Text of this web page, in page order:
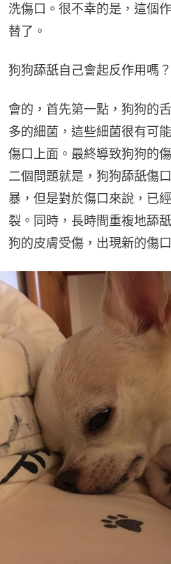
洗傷口。很不幸的是，這個
替了。
狗狗舔舐自己會起反作用嗎？
會的，首先第一點，狗狗的
多的細菌，這些細菌很有可
傷口上面。最終導致狗狗的
二個問題就是，狗狗舔舐傷
暴，但是對於傷口來說，已
裂。同時，長時間重複地舔
狗的皮膚受傷，出現新的傷口